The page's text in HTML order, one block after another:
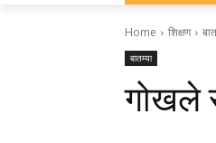
Home शिक्षण
बातम्या
गोखले